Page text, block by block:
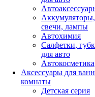
Аккумуляторы,
свечи, лампы
Автохимия
Салфетки,
для авто
Автокосметика
Аксессуары для
комнаты
Детская серия